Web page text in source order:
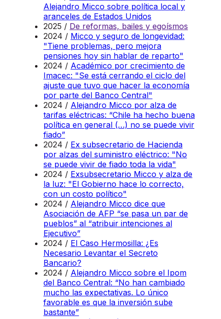
Alejandro Micco sobre política local y
aranceles de Estados Unidos
2025 / De reformas, bailes y egoísmos
2024 / Micco y seguro de longevidad:
"Tiene problemas, pero mejora
pensiones hoy sin hablar de reparto"
2024 / Académico por crecimiento de
Imacec: "Se está cerrando el ciclo del
ajuste que tuvo que hacer la economía
por parte del Banco Central"
2024 / Alejandro Micco por alza de
tarifas eléctricas: “Chile ha hecho buena
política en general (…) no se puede vivir
fiado”
2024 / Ex subsecretario de Hacienda
por alzas del suministro eléctrico: "No
se puede vivir de fiado toda la vida"
2024 / Exsubsecretario Micco y alza de
la luz: "El Gobierno hace lo correcto,
con un costo político"
2024 / Alejandro Micco dice que
Asociación de AFP “se pasa un par de
pueblos” al “atribuir intenciones al
Ejecutivo”
2024 / El Caso Hermosilla: ¿Es
Necesario Levantar el Secreto
Bancario?
2024 / Alejandro Micco sobre el Ipom
del Banco Central: “No han cambiado
mucho las expectativas. Lo único
favorable es que la inversión sube
bastante”